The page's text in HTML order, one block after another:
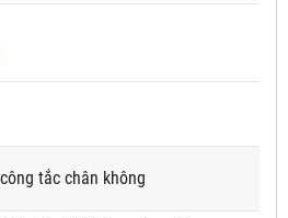
tắc chân không